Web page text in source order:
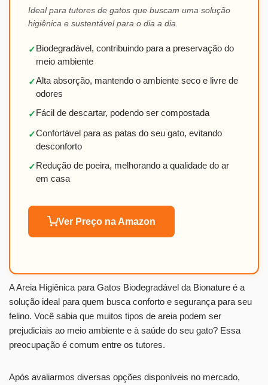
Ideal para tutores de gatos que buscam uma solução
higiênica e sustentável para o dia a dia.
✓Biodegradável, contribuindo para a preservação do
meio ambiente
✓Alta absorção, mantendo o ambiente seco e livre de
odores
✓Fácil de descartar, podendo ser compostada
✓Confortável para as patas do seu gato, evitando
desconforto
✓Redução de poeira, melhorando a qualidade do ar
em casa
Ver Preço na Amazon
A Areia Higiênica para Gatos Biodegradável da Bionature é a
solução ideal para quem busca conforto e segurança para seu
felino. Você sabia que muitos tipos de areia podem ser
prejudiciais ao meio ambiente e à saúde do seu gato? Essa
preocupação é comum entre os tutores.
Após avaliarmos diversas opções disponíveis no mercado,